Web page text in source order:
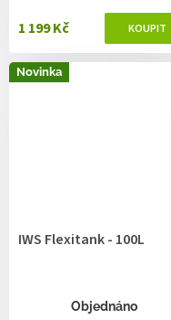
1 199 Kč
Novinka
IWS Flexitank - 100L
Objednáno